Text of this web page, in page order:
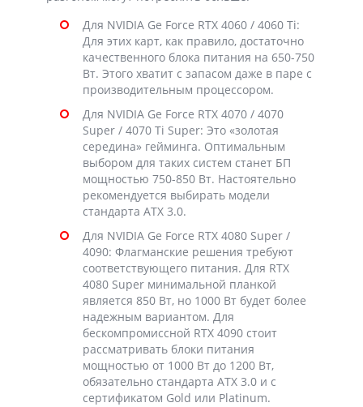
Для NVIDIA Ge Force RTX 4060 / 4060 Ti:
Для этих карт, как правило, достаточно
качественного блока питания на 650-750
Вт. Этого хватит с запасом даже в паре с
производительным процессором.
Для NVIDIA Ge Force RTX 4070 / 4070
Super / 4070 Ti Super: Это «золотая
середина» гейминга. Оптимальным
выбором для таких систем станет БП
мощностью 750-850 Вт. Настоятельно
рекомендуется выбирать модели
стандарта ATX 3.0.
Для NVIDIA Ge Force RTX 4080 Super /
4090: Флагманские решения требуют
соответствующего питания. Для RTX
4080 Super минимальной планкой
является 850 Вт, но 1000 Вт будет более
надежным вариантом. Для
бескомпромиссной RTX 4090 стоит
рассматривать блоки питания
мощностью от 1000 Вт до 1200 Вт,
обязательно стандарта ATX 3.0 и с
сертификатом Gold или Platinum.